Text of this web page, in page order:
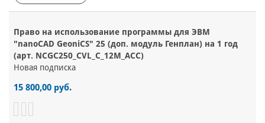
Право на использование программы для ЭВМ
"nanoCAD GeoniCS" 25 (доп. модуль Генплан) на 1 год
(арт. NCGC250_CVL_C_12M_ACC)
Новая подписка
15 800,00 руб.